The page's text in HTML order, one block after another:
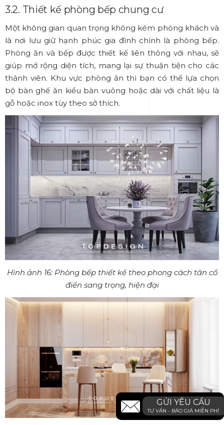
3.2. Thiết kế phòng bếp chung cư
Một không gian quan trọng không kém phòng khách và
là nơi lưu giữ hạnh phúc gia đình chính là phòng bếp.
Phòng ăn và bếp được thiết kế liên thông với nhau, sẽ
giúp mở rộng diện tích, mang lại sự thuận tiện cho các
thành viên. Khu vực phòng ăn thì bạn có thể lựa chọn
bộ bàn ghế ăn kiểu bàn vuông hoặc dài với chất liệu là
gỗ hoặc inox tùy theo sở thích.
Hình ảnh 16: Phòng bếp thiết kế theo phong cách tân cổ
điển sang trọng, hiện đại
GỬI YÊU CẦU
TƯ VẤN - BÁO GIÁ MIỄN PHÍ